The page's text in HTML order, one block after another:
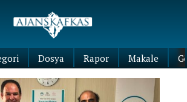
Dosya Rapor Makale